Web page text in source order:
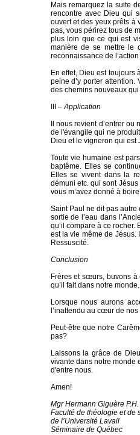
Mais remarquez la suite
rencontre avec Dieu qui
ouvert et des yeux prêts à
pas, vous périrez tous de
plus loin que ce qui est
manière de se mettre le
reconnaissance de
En effet, Dieu est
peine d’y porter
des chemins nouveaux qui
III –Application
Il nous revient d’entrer
de l'évangile qui ne
Dieu et le vigneron qui
Toute vie humaine est
baptême. Elles se
Elles se vivent dans la
démuni etc. qui sont Jésus
vous m’avez donné à
Saint Paul ne dit pas autre
sortie de l’eau dans
qu’il compare à ce
est la vie même de Jésus.
Ressuscité.
Conclusion
Frères et sœurs, buvons
qu’il fait dans notre
Lorsque nous aurons
l’inattendu au cœur de
Peut-être que notre
pas?
Laissons la grâce de
vivante dans notre monde
d'entre nous.
Amen!
Mgr Hermann Giguère P.H.
Faculté de théologie et de
de l’Université Lavail
Séminaire de Québec